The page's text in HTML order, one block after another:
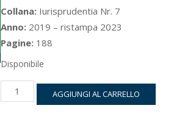
era:
€14.00.
è:
€13.30.
Collana: Iurisprudentia Nr. 7
Anno: 2019 – ristampa 2023
Pagine: 188
Disponibile
Liability
rules
AGGIUNGI AL CARRELLO